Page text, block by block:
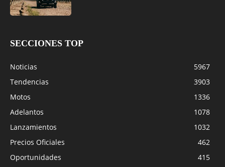
SECCIONES TOP
Noticias
5967
Tendencias
3903
Motos
1336
Adelantos
1078
Lanzamientos
1032
Precios Oficiales
462
Oportunidades
415